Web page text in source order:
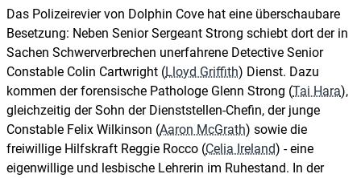
Das Polizeirevier von Dolphin Cove hat eine überschaubare
Besetzung: Neben Senior Sergeant Strong schiebt dort der in
Sachen Schwerverbrechen unerfahrene Detective Senior
Constable Colin Cartwright (Lloyd Griffith) Dienst. Dazu
kommen der forensische Pathologe Glenn Strong (Tai Hara),
gleichzeitig der Sohn der Dienststellen-Chefin, der junge
Constable Felix Wilkinson (Aaron McGrath) sowie die
freiwillige Hilfskraft Reggie Rocco (Celia Ireland) - eine
eigenwillige und lesbische Lehrerin im Ruhestand. In der